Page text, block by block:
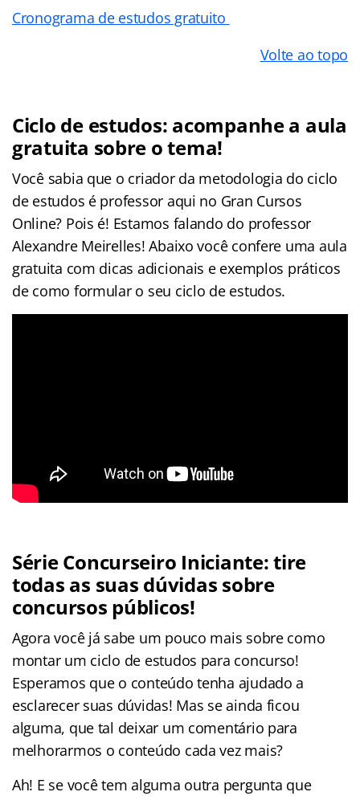
Cronograma de estudos gratuito
Volte ao topo
Ciclo de estudos: acompanhe a aula
gratuita sobre o tema!
Você sabia que o criador da metodologia do ciclo
de estudos é professor aqui no Gran Cursos
Online? Pois é! Estamos falando do professor
Alexandre Meirelles! Abaixo você confere uma aula
gratuita com dicas adicionais e exemplos práticos
de como formular o seu ciclo de estudos.
Série Concurseiro Iniciante: tire
todas as suas dúvidas sobre
concursos públicos!
Agora você já sabe um pouco mais sobre como
montar um ciclo de estudos para concurso!
Esperamos que o conteúdo tenha ajudado a
esclarecer suas dúvidas! Mas se ainda ficou
alguma, que tal deixar um comentário para
melhorarmos o conteúdo cada vez mais?
Ah! E se você tem alguma outra pergunta que